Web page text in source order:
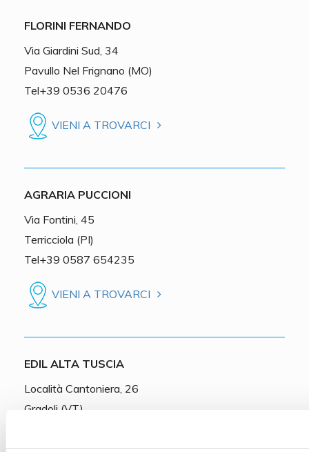
FLORINI FERNANDO
Via Giardini Sud, 34
Pavullo Nel Frignano (MO)
Tel+39 0536 20476
VIENI A TROVARCI
AGRARIA PUCCIONI
Via Fontini, 45
Terricciola (PI)
Tel+39 0587 654235
VIENI A TROVARCI
EDIL ALTA TUSCIA
Località Cantoniera, 26
Gradoli (VT)